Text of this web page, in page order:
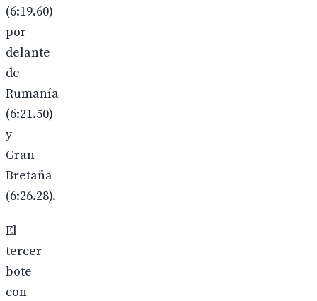
(6:19.60)
por
delante
de
Rumanía
(6:21.50)
y
Gran
Bretaña
(6:26.28).
El
tercer
bote
con